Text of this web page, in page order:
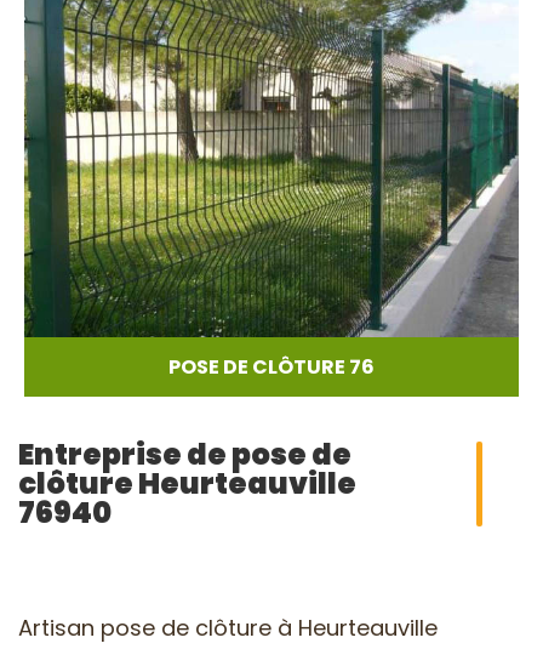
POSE DE CLÔTURE 76
Entreprise de pose de
clôture Heurteauville
76940
Artisan pose de clôture à Heurteauville